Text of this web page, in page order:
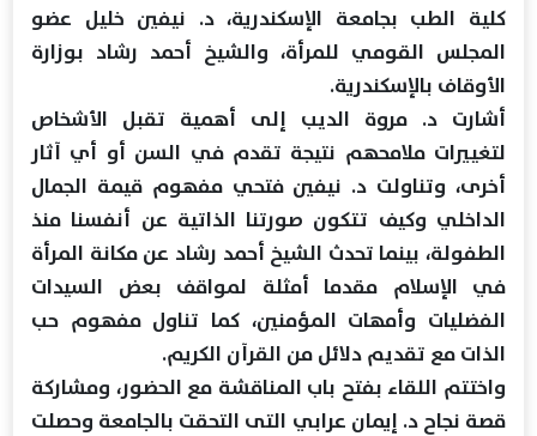
كلية الطب بجامعة الإسكندرية، د. نيفين خليل عضو
المجلس القومي للمرأة، والشيخ أحمد رشاد بوزارة
الأوقاف بالإسكندرية.
أشارت د. مروة الديب إلى أهمية تقبل الأشخاص
لتغييرات ملامحهم نتيجة تقدم في السن أو أي آثار
أخرى، وتناولت د. نيفين فتحي مفهوم قيمة الجمال
الداخلي وكيف تتكون صورتنا الذاتية عن أنفسنا منذ
الطفولة، بينما تحدث الشيخ أحمد رشاد عن مكانة المرأة
في الإسلام مقدما أمثلة لمواقف بعض السيدات
الفضليات وأمهات المؤمنين، كما تناول مفهوم حب
الذات مع تقديم دلائل من القرآن الكريم.
واختتم اللقاء بفتح باب المناقشة مع الحضور، ومشاركة
قصة نجاح د. إيمان عرابي التى التحقت بالجامعة وحصلت